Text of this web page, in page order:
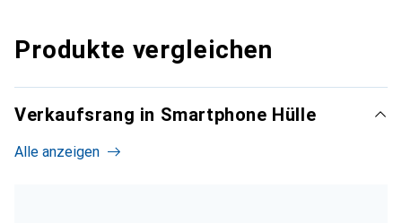
Produkte vergleichen
Verkaufsrang in Smartphone Hülle
Alle anzeigen